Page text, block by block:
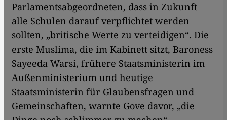
Parlamentsabgeordneten, dass in Zukunft
alle Schulen darauf verpflichtet werden
sollten, „britische Werte zu verteidigen“. Die
erste Muslima, die im Kabinett sitzt, Baroness
Sayeeda Warsi, frühere Staatsministerin im
Außenministerium und heutige
Staatsministerin für Glaubensfragen und
Gemeinschaften, warnte Gove davor, „die